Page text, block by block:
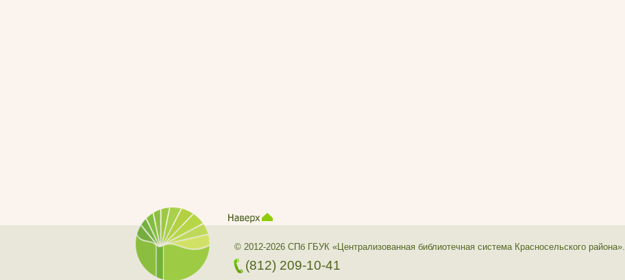
© 2012-2026 СПб ГБУК «Централизованная библиотечная система Красносельского района».
(812) 209-10-41